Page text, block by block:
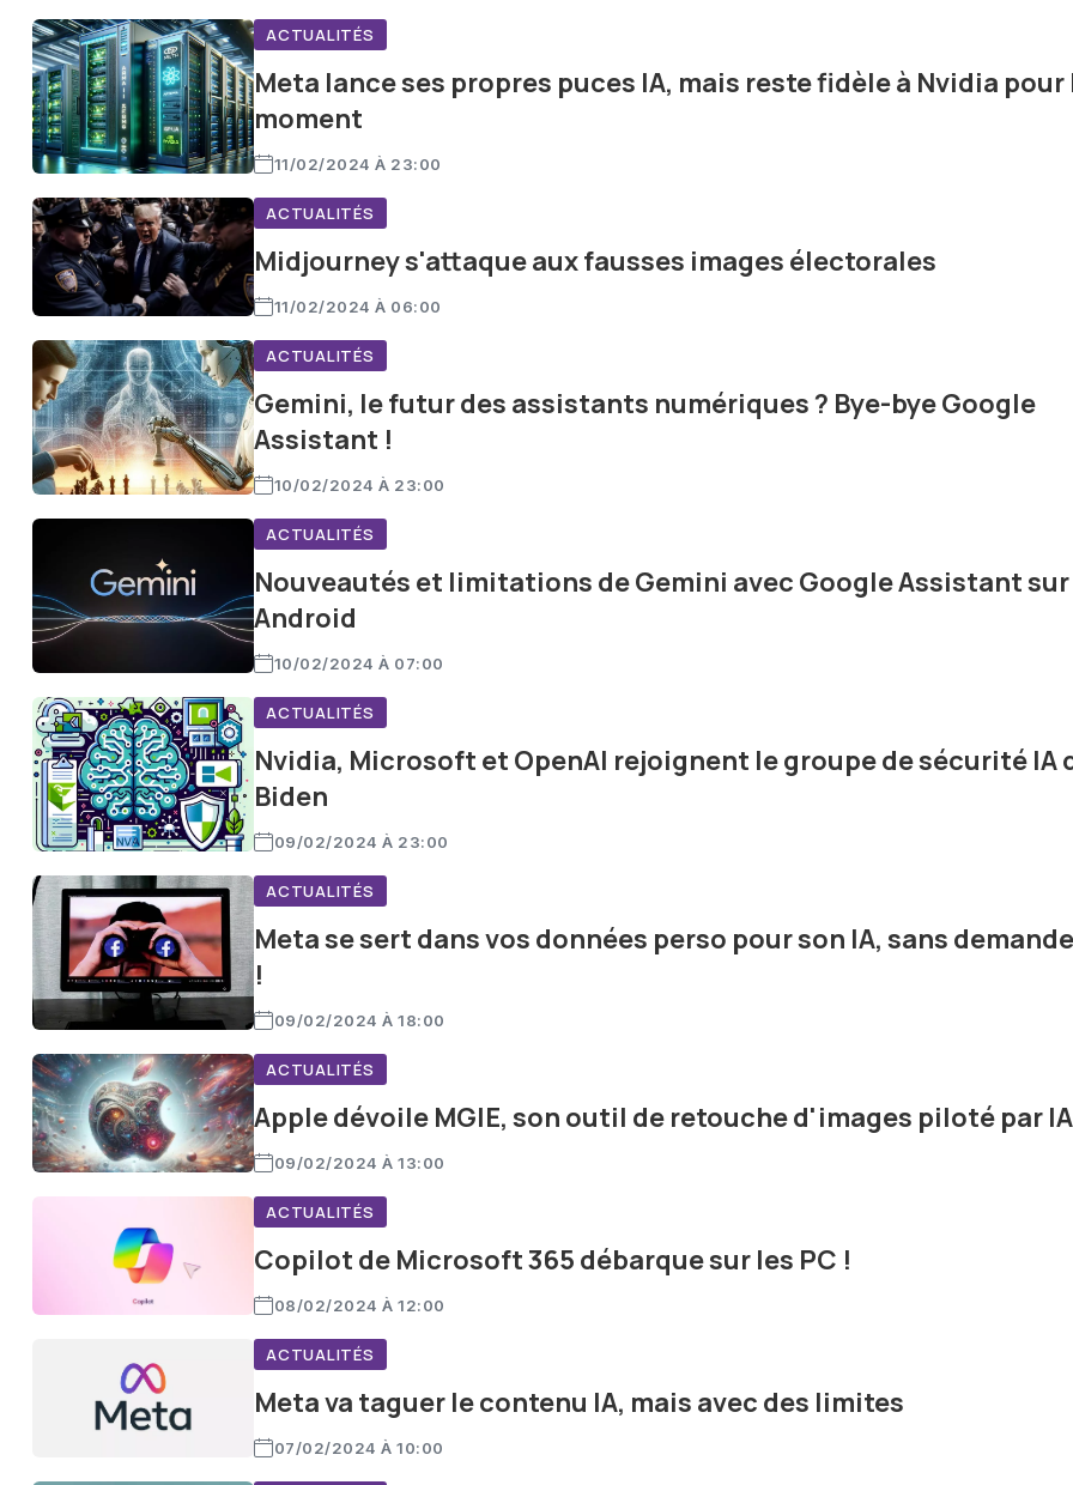
ACTUALITÉS
Meta lance ses propres puces IA, mais reste fidèle à Nvidia pour
moment
11/02/2024 À 23:00
ACTUALITÉS
Midjourney s'attaque aux fausses images électorales
11/02/2024 À 06:00
ACTUALITÉS
Gemini, le futur des assistants numériques ? Bye-bye Google
Assistant !
10/02/2024 À 23:00
ACTUALITÉS
Nouveautés et limitations de Gemini avec Google Assistant sur
Android
10/02/2024 À 07:00
ACTUALITÉS
Nvidia, Microsoft et OpenAI rejoignent le groupe de sécurité IA
Biden
09/02/2024 À 23:00
ACTUALITÉS
Meta se sert dans vos données perso pour son IA, sans
!
09/02/2024 À 18:00
ACTUALITÉS
Apple dévoile MGIE, son outil de retouche d'images piloté par IA
09/02/2024 À 13:00
ACTUALITÉS
Copilot de Microsoft 365 débarque sur les PC !
08/02/2024 À 12:00
ACTUALITÉS
Meta va taguer le contenu IA, mais avec des limites
07/02/2024 À 10:00